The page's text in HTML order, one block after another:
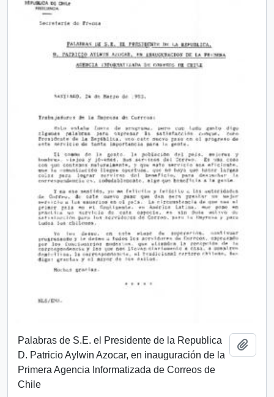
Palabras de S.E. el Presidente de la Republica
D. Patricio Aylwin Azocar, en inauguración de la
Primera Agencia Informatizada de Correos de
Chile